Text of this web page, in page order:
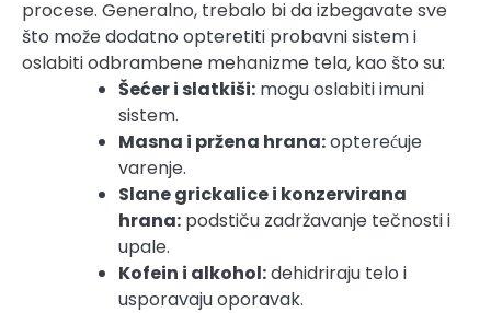
procese. Generalno, trebalo bi da izbegavate sve
što može dodatno opteretiti probavni sistem i
oslabiti odbrambene mehanizme tela, kao što su:
Šećer i slatkiši: mogu oslabiti imuni
sistem.
Masna i pržena hrana:opterećuje
varenje.
Slane grickalice i konzervirana
hrana: podstiču zadržavanje tečnosti i
upale.
Kofein i alkohol:dehidriraju telo i
usporavaju oporavak.